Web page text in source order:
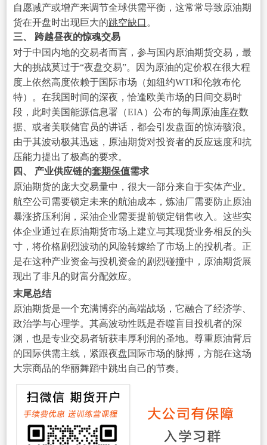
自愿减产或增产来调节全球供需平衡，这常常导致原油期
货在开盘时出现巨大的跳空缺口 。
三、 跨越昼夜的惊魂交易
对于中国内地的交易者而言，参与国内原油期货交易，最
大的挑战莫过于“夜盘交易”。因为原油的定价权在很大程
度上依然高度依赖于国际市场（如纽约WTI和伦敦布伦
特）。在我国时间的深夜，恰逢欧美市场的日间交易时
段，此时美国能源信息署（EIA）公布的每周原油库存数
据、或者美联储官员的讲话，都会引发盘面的惊涛骇浪。
由于其波动极其迅速，原油期货对投资者的反应速度和抗
压能力提出了极高的要求。
四、 产业供应链的套期保值需求
原油期货的庞大交易量中，很大一部分来自于实体产业。
航空公司需要锁定未来的航油成本，炼油厂需要防止原油
暴涨挤压利润，采油企业需要提前锁定销售收入。这些实
体企业通过在原油期货市场上建立与其现货业务相反的头
寸，将价格剧烈波动的风险转嫁给了市场上的投机者。正
是在这种产业资金与投机资金的剧烈碰撞中，原油期货展
现出了非凡的财富分配效应。
末尾总结
原油期货是一个充满博弈的高端战场，它融合了经济学、
政治学与心理学。其高波动性既是吞噬盲目投机者的深
渊，也是专业交易者斩获丰厚利润的圣地。尊重原油背后
的国际供需主线，紧跟夜盘国际市场的脉搏，方能在这场
大宗商品的华丽舞蹈中跳出自己的节奏。